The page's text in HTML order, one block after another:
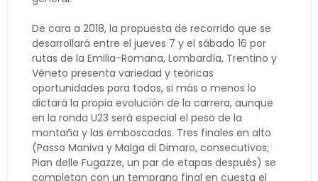
De cara a 2018, la propuesta de recorrido que se
desarrollará entre el jueves 7 y el sábado 16 por
rutas de la Emilia-Romana, Lombardía, Trentino y
Véneto presenta variedad y teóricas
oportunidades para todos, si más o menos lo
dictará la propia evolución de la carrera, aunque
en la ronda U23 será especial el peso de la
montaña y las emboscadas. Tres finales en alto
(Passo Maniva y Malga di Dimaro, consecutivos;
Pian delle Fugazze, un par de etapas después) se
completan con un temprano final en cuesta el